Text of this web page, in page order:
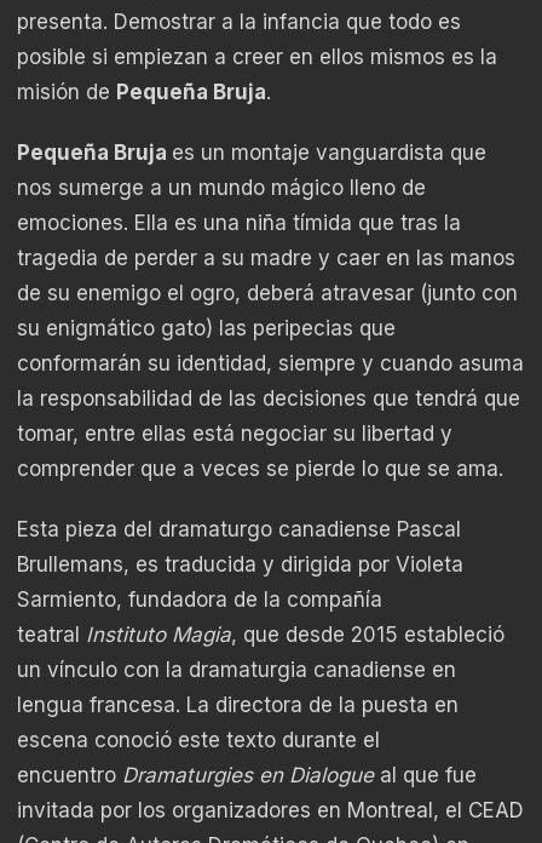
presenta. Demostrar a la infancia que todo es
posible si empiezan a creer en ellos mismos es la
misión de Pequeña Bruja.
Pequeña Bruja es un montaje vanguardista que
nos sumerge a un mundo mágico lleno de
emociones. Ella es una niña tímida que tras la
tragedia de perder a su madre y caer en las manos
de su enemigo el ogro, deberá atravesar (junto con
su enigmático gato­­) las peripecias que
conformarán su identidad, siempre y cuando asuma
la responsabilidad de las decisiones que tendrá que
tomar, entre ellas está negociar su libertad y
comprender que a veces se pierde lo que se ama.
Esta pieza del dramaturgo canadiense Pascal
Brullemans, es traducida y dirigida por Violeta
Sarmiento, fundadora de la compañía
teatral Instituto Magia, que desde 2015 estableció
un vínculo con la dramaturgia canadiense en
lengua francesa. La directora de la puesta en
escena conoció este texto durante el
encuentro Dramaturgies en Dialogueal que fue
invitada por los organizadores en Montreal, el CEAD